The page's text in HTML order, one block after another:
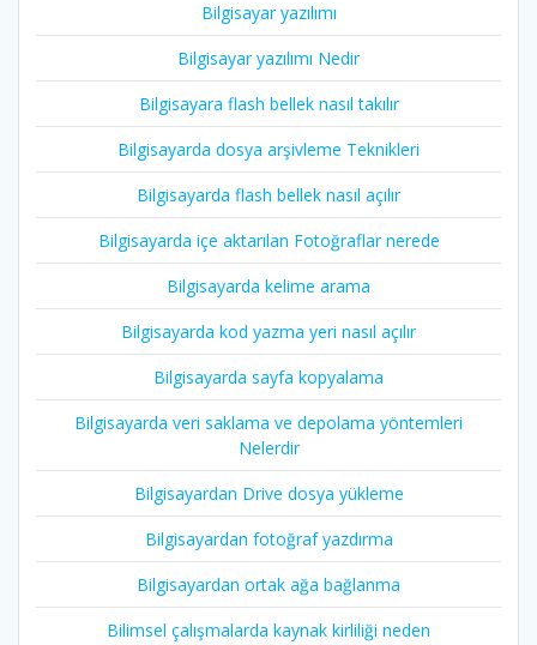
Bilgisayar yazılımı
Bilgisayar yazılımı Nedir
Bilgisayara flash bellek nasıl takılır
Bilgisayarda dosya arşivleme Teknikleri
Bilgisayarda flash bellek nasıl açılır
Bilgisayarda içe aktarılan Fotoğraflar nerede
Bilgisayarda kelime arama
Bilgisayarda kod yazma yeri nasıl açılır
Bilgisayarda sayfa kopyalama
Bilgisayarda veri saklama ve depolama yöntemleri
Nelerdir
Bilgisayardan Drive dosya yükleme
Bilgisayardan fotoğraf yazdırma
Bilgisayardan ortak ağa bağlanma
Bilimsel çalışmalarda kaynak kirliliği neden